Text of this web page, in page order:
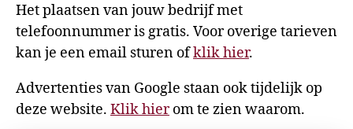
Het plaatsen van jouw bedrijf met
telefoonnummer is gratis. Voor overige tarieven
kan je een email sturen ofklik hier.
Advertenties van Google staan ook tijdelijk op
deze website. Klik hierom te zien waarom.